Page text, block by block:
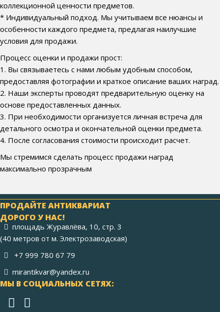
коллекционной ценности предметов.
* Индивидуальный подход. Мы учитываем все нюансы и
особенности каждого предмета, предлагая наилучшие
условия для продажи.
Процесс оценки и продажи прост:
1. Вы связываетесь с нами любым удобным способом,
предоставляя фотографии и краткое описание ваших наград.
2. Наши эксперты проводят предварительную оценку на
основе предоставленных данных.
3. При необходимости организуется личная встреча для
детального осмотра и окончательной оценки предмета.
4. После согласования стоимости происходит расчет.
Мы стремимся сделать процесс продажи наград
максимально прозрачным
ПРОДАЙТЕ АНТИКВАРИАТ
ДОРОГО У НАС!
площадь Журавлёва, 10, стр. 3
(40 метров от м. Электрозаводская)
+7 999 780 67 79
mirantikvar@yandex.ru
МЫ В СОЦИАЛЬНЫХ СЕТЯХ: